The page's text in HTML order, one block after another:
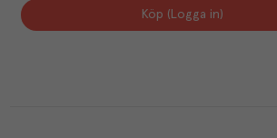
Köp (Logga in)